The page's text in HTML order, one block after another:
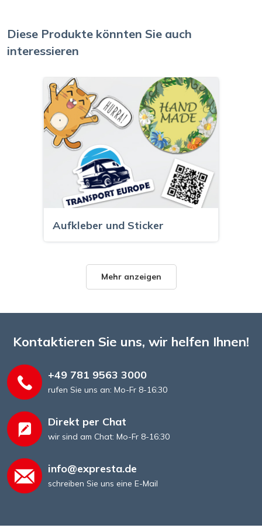
Diese Produkte könnten Sie auch
interessieren
Aufkleber und Sticker
Mehr anzeigen
Kontaktieren Sie uns, wir helfen Ihnen!
+49 781 9563 3000
rufen Sie uns an: Mo-Fr 8-16:30
Direkt per Chat
wir sind am Chat: Mo-Fr 8-16:30
info@expresta.de
schreiben Sie uns eine E-Mail